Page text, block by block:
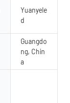
Yuanyele
d
Guangdo
ng, Chin
a